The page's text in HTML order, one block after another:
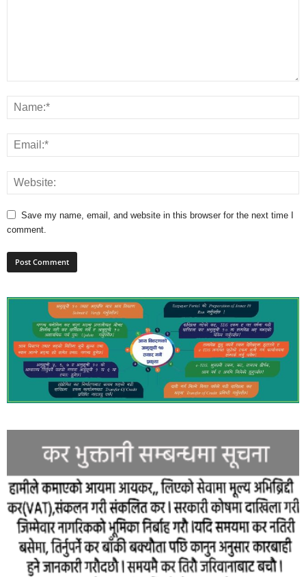
Save my name, email, and website in this browser for the next time I
comment.